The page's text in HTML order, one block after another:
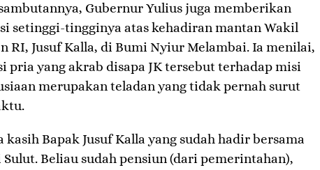
Gubernur Yulius juga memberikan
setinggi-tingginya atas kehadiran mantan Wakil
RI, Jusuf Kalla, di Bumi Nyiur Melambai. Ia menilai,
pria yang akrab disapa JK tersebut terhadap misi
merupakan teladan yang tidak pernah surut
kasih Bapak Jusuf Kalla yang sudah hadir bersama
Beliau sudah pensiun (dari pemerintahan),